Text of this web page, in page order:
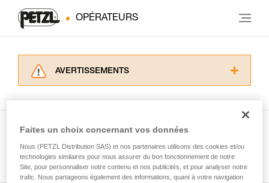
OPÉRATEURS
AVERTISSEMENTS
informations de la notice technique pour
d’informations.
Maîtriser ces techniques nécessite une
formation et un entraînement spécifique. Validez
Voir tous les conseils
Faites un choix concernant vos données
Nous (PETZL Distribution SAS) et nos partenaires utilisons des cookies et/ou
technologies similaires pour nous assurer du bon fonctionnement de notre
Site, pour personnaliser notre contenu et nos publicités, et pour analyser notre
trafic. Nous partageons également des informations, quant à votre navigation